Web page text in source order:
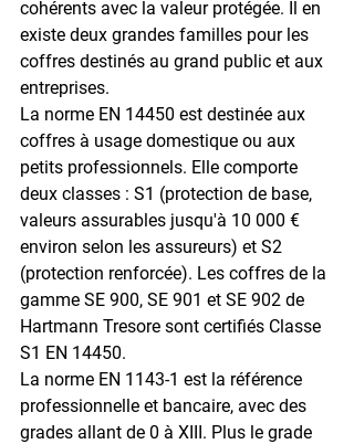
cohérents avec la valeur protégée. Il en
existe deux grandes familles pour les
coffres destinés au grand public et aux
entreprises.
La norme EN 14450 est destinée aux
coffres à usage domestique ou aux
petits professionnels. Elle comporte
deux classes : S1 (protection de base,
valeurs assurables jusqu'à 10 000 €
environ selon les assureurs) et S2
(protection renforcée). Les coffres de la
gamme SE 900, SE 901 et SE 902 de
Hartmann Tresore sont certifiés Classe
S1 EN 14450.
La norme EN 1143-1 est la référence
professionnelle et bancaire, avec des
grades allant de 0 à XIII. Plus le grade